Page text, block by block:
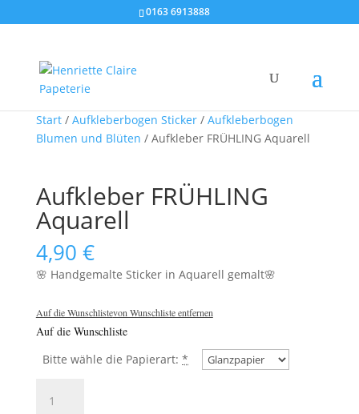
0163 6913888
Start/ Aufkleberbogen Sticker/ Aufkleberbogen
Blumen und Blüten / Aufkleber FRÜHLING Aquarell
Aufkleber FRÜHLING
Aquarell
4,90 €
🌸 Handgemalte Sticker in Aquarell gemalt🌸
Auf die Wunschlistevon Wunschliste entfernen
Auf die Wunschliste
Bitte wähle die Papierart: *
FRÜHLING
Angebot!